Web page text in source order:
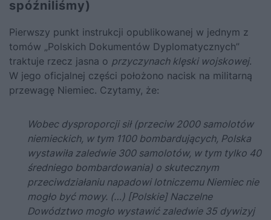
spóźniliśmy)
Pierwszy punkt instrukcji opublikowanej w jednym z
tomów „Polskich Dokumentów Dyplomatycznych”
traktuje rzecz jasna o przyczynach klęski wojskowej.
W jego oficjalnej części położono nacisk na militarną
przewagę Niemiec. Czytamy, że:
Wobec dysproporcji sił (przeciw 2000 samolotów
niemieckich, w tym 1100 bombardujących, Polska
wystawiła zaledwie 300 samolotów, w tym tylko 40
średniego bombardowania) o skutecznym
przeciwdziałaniu napadowi lotniczemu Niemiec nie
mogło być mowy. (…) [Polskie] Naczelne
Dowództwo mogło wystawić zaledwie 35 dywizyj